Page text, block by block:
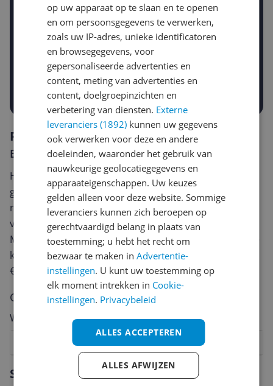
Gewenste daling of bedrag
-10% -15%
€
Prijsalert aanzetten
Specificaties
Reviews
Er zijn nog geen reviews geschreven
Heb jij dit product in bezit en wil je graag je mening
geven? Start dan hieronder met het schrijven van je
review. Afhankelijk van de details duurt het schrijven
van een review gemiddeld tussen de 3 en 10 minuten.
Met jouw mening help je andere bezoekers een betere
keuze te maken én maak je iedere maand kans op
€250,-!
Klik hier voor de actievoorwaarden.
Cijfer
Welk cijfer geef jij dit product?
8
3
Vraag 1 van 4
op uw apparaat op te slaan en te openen
en om persoonsgegevens te verwerken,
zoals uw IP-adres, unieke identificatoren
en browsegegevens, voor
gepersonaliseerde advertenties en
content, meting van advertenties en
content, doelgroepinzichten en
verbetering van diensten. Externe
leveranciers (1892) kunnen uw gegevens
ook verwerken voor deze en andere
doeleinden, waaronder het gebruik van
nauwkeurige geolocatiegegevens en
apparaateigenschappen. Uw keuzes
gelden alleen voor deze website. Sommige
leveranciers kunnen zich beroepen op
gerechtvaardigd belang in plaats van
toestemming; u hebt het recht om
bezwaar te maken inAdvertentie-
instellingen. U kunt uw toestemming op
elk moment intrekken in Cookie-
instellingen. Privacybeleid
ALLES ACCEPTEREN
ALLES AFWIJZEN